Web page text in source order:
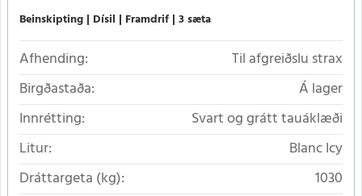
Beinskipting Dísil Framdrif 3 sæta
Afhending:
Til afgreiðslu strax
Birgðastaða:
Á lager
Innrétting:
Svart og grátt tauáklæði
Litur:
Blanc Icy
Dráttargeta (kg):
1030